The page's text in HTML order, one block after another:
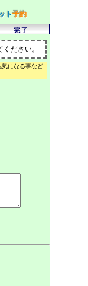
ト予約
ださい。
気になる事など